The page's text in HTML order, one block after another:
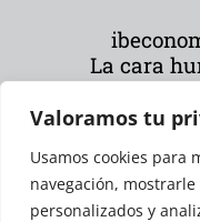
Valoramos tu
Usamos cookies para
navegación,
personalizados y
La cara